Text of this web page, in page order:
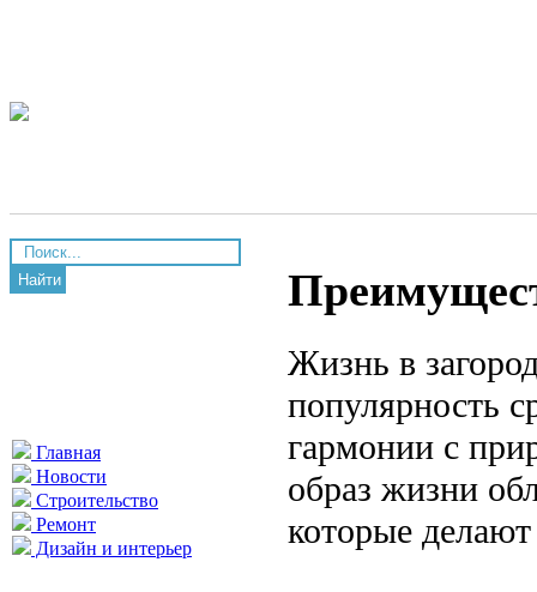
Найти
Главная
Новости
Строительство
Ремонт
Дизайн и интерьер
Жизнь в
популярность
гармонии с
образ жизни
которые